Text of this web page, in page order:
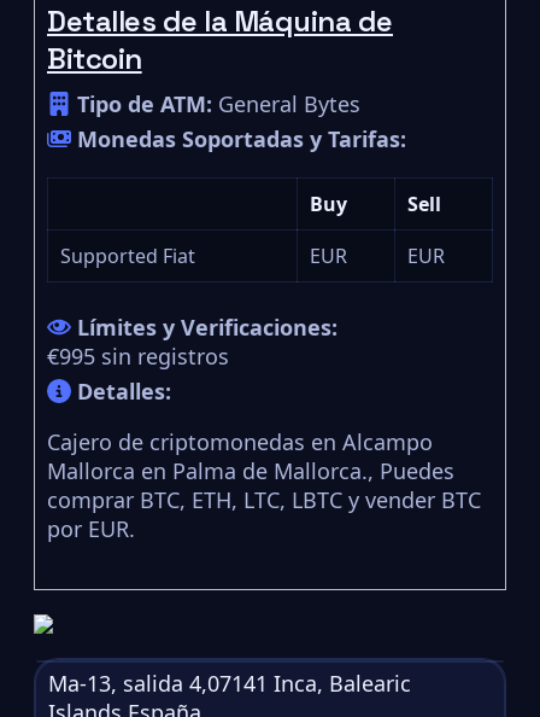
Detalles de la Máquina de
Bitcoin
Tipo de ATM: General Bytes
Monedas Soportadas y Tarifas:
Buy
Sell
Supported Fiat
EUR EUR
Límites y Verificaciones:
€995 sin registros
Detalles:
Cajero de criptomonedas en Alcampo
Mallorca en Palma de Mallorca., Puedes
comprar BTC, ETH, LTC, LBTC y vender BTC
por EUR.
Ma-13, salida 4,07141 Inca, Balearic